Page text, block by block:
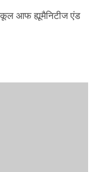
स्कूल आफ ह्यूमैनिटीज एंड